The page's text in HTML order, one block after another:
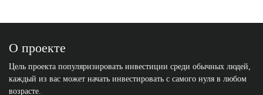
О проекте
Цель проекта популяризировать инвестиции среди обычных людей,
каждый из вас может начать инвестировать с самого нуля в любом
возрасте.